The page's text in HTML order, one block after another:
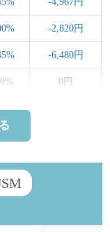
-2,820円
-6,480円
0円
0円